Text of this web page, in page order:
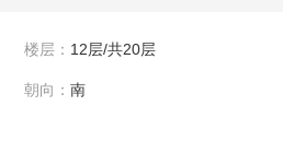
楼层： 12层/共20层
朝向： 南